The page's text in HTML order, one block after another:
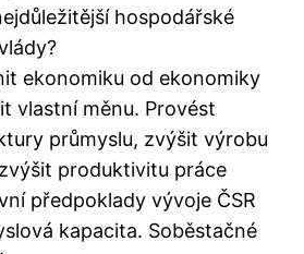
hospodářské
ekonomiku od ekonomiky
vlastní měnu. Provést
průmyslu, zvýšit výrobu
produktivitu práce
předpoklady vývoje ČSR
kapacita. Soběstačné